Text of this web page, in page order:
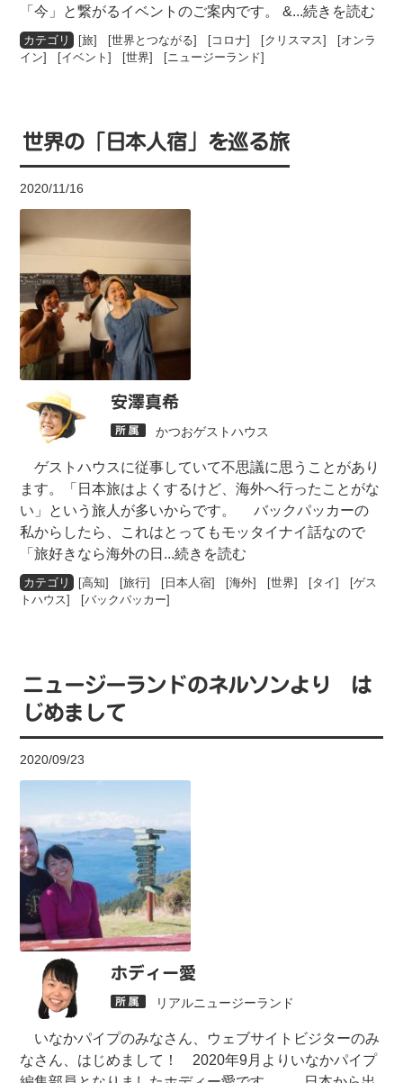
「今」と繋がるイベントのご案内です。 &...続きを読む
[旅] [世界とつながる] [コロナ] [クリスマス] [オンラ
イン] [イベント] [世界] [ニュージーランド]
世界の「日本人宿」を巡る旅
2020/11/16
安澤真希
かつおゲストハウス
ゲストハウスに従事していて不思議に思うことがあり
ます。「日本旅はよくするけど、海外へ行ったことがな
い」という旅人が多いからです。 バックパッカーの
私からしたら、これはとってもモッタイナイ話なので
「旅好きなら海外の日 ...続きを読む
[高知] [旅行] [ 日本人宿] [海外] [世界] [タイ] [ゲス
トハウス] [バックパッカー]
ニュージーランドのネルソンより は
じめまして
2020/09/23
ホディー愛
リアルニュージーランド
いなかパイプのみなさん、ウェブサイトビジターのみ
なさん、はじめまして！ 2020年9月よりいなかパイプ